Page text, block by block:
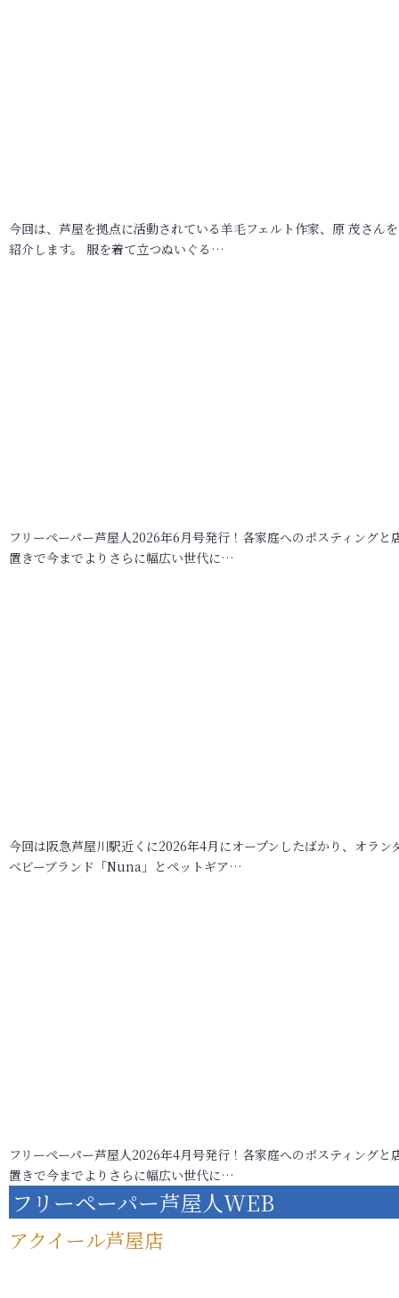
今回は、芦屋を拠点に活動されている羊毛フェルト作家、原 茂さん
紹介します。 服を着て立つぬいぐる…
フリーペーパー芦屋人2026年6月号発行！各家庭へのポスティングと
置きで今までよりさらに幅広い世代に…
今回は阪急芦屋川駅近くに2026年4月にオープンしたばかり、オラン
ベビーブランド「Nuna」とペットギア…
フリーペーパー芦屋人2026年4月号発行！各家庭へのポスティングと
置きで今までよりさらに幅広い世代に…
フリーペーパー芦屋人WEB
アクイール芦屋店